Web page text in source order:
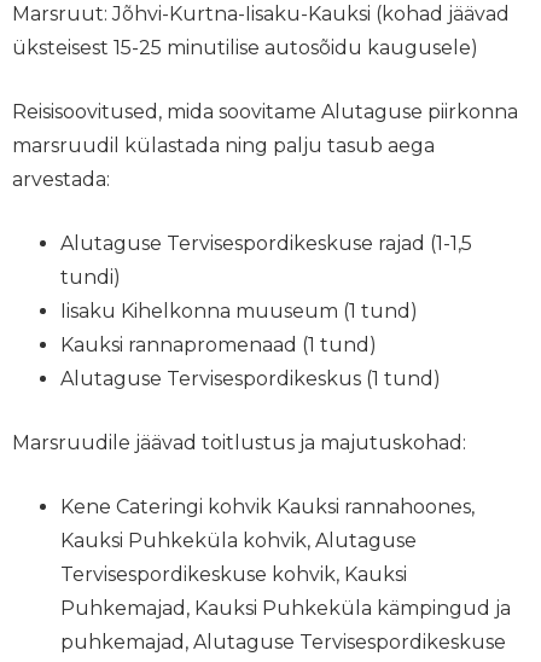
Marsruut: Jõhvi-Kurtna-Iisaku-Kauksi (kohad jäävad
üksteisest 15-25 minutilise autosõidu kaugusele)
Reisisoovitused, mida soovitame Alutaguse piirkonna
marsruudil külastada ning palju tasub aega
arvestada:
Alutaguse Tervisespordikeskuse rajad (1-1,5
tundi)
Iisaku Kihelkonna muuseum (1 tund)
Kauksi rannapromenaad (1 tund)
Alutaguse Tervisespordikeskus (1 tund)
Marsruudile jäävad toitlustus ja majutuskohad:
Kene Cateringi kohvik Kauksi rannahoones,
Kauksi Puhkeküla kohvik, Alutaguse
Tervisespordikeskuse kohvik, Kauksi
Puhkemajad, Kauksi Puhkeküla kämpingud ja
puhkemajad, Alutaguse Tervisespordikeskuse